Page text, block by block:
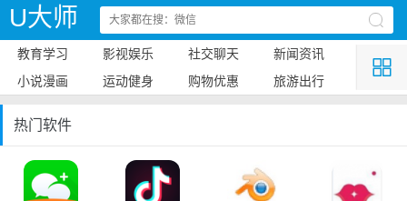
U大师
教育学习 影视娱乐 社交聊天
新闻资讯
小说漫画
运动健身 购物优惠 旅游出行
热门软件